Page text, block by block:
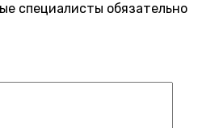
специалисты обязательно